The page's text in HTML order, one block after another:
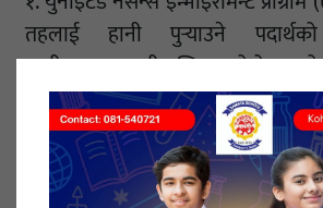
तहलाई हानी पुर्‍याउने
न्यूनीकरणसम्बन्धी मन्ट्रियल
सम्झौता स्वीकृत गर्ने ।
२. सशस्त्र प्रहरीका डीआईजी अञ्जनीकुमार
बढुवा गर्ने।